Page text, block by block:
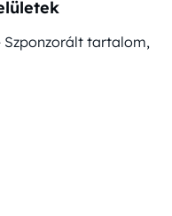
Szponzorált tartalom,